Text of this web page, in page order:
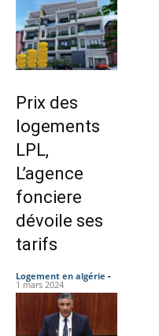
Prix des
logements
LPL,
L’agence
fonciere
dévoile ses
tarifs
Logement en algérie -
1 mars 2024